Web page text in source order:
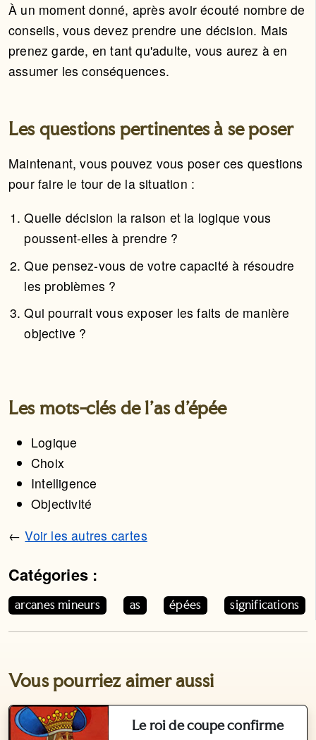
À un moment donné, après avoir écouté nombre de
conseils, vous devez prendre une décision. Mais
prenez garde, en tant qu'adulte, vous aurez à en
assumer les conséquences.
Les questions pertinentes à se poser
Maintenant, vous pouvez vous poser ces questions
pour faire le tour de la situation :
Quelle décision la raison et la logique vous
poussent-elles à prendre ?
Que pensez-vous de votre capacité à résoudre
les problèmes ?
Qui pourrait vous exposer les faits de manière
objective ?
Les mots-clés de l'as d'épée
Logique
Choix
Intelligence
Objectivité
←Voir les autres cartes
Catégories :
Cet article appartient aux catégories suivantes. Vous
arcanes mineurs as épées significations
Vous pourriez aimer aussi
Le roi de coupe confirme